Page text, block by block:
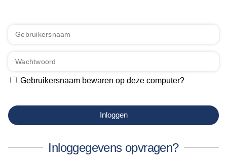
Gebruikersnaam bewaren op deze computer?
Inloggen
Inloggegevens opvragen?